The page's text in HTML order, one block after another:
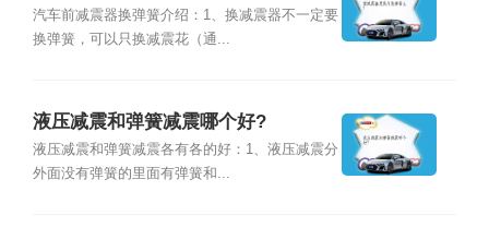
汽车前减震器换弹簧介绍：1、换减震器不一定要
换弹簧，可以只换减震花（通...
液压减震和弹簧减震哪个好?
液压减震和弹簧减震各有各的好：1、液压减震分
外面没有弹簧的里面有弹簧和...